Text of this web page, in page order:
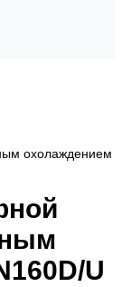
охолаждением
U